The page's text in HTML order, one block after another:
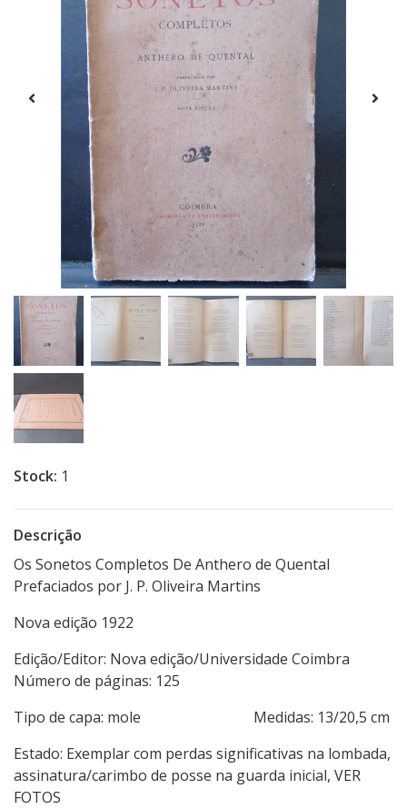
Stock: 1
Descrição
Os Sonetos Completos De Anthero de Quental
Prefaciados por J. P. Oliveira Martins
Nova edição 1922
Edição/Editor: Nova edição/Universidade Coimbra
Número de páginas: 125
Tipo de capa: mole Medidas: 13/20,5 cm
Estado: Exemplar com perdas significativas na lombada,
assinatura/carimbo de posse na guarda inicial, VER
FOTOS